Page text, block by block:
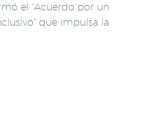
el “Acuerdo por un
que impulsa la